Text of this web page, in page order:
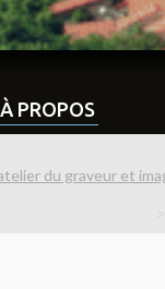
À PROPOS
du graveur et